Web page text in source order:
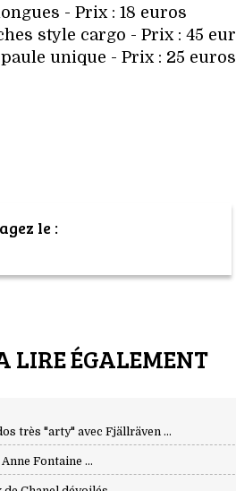
- Prix : 18 euros
style cargo - Prix : 45
unique - Prix : 25 euros
le :
LIRE ÉGALEMENT
très "arty" avec Fjällräven ...
Fontaine ...